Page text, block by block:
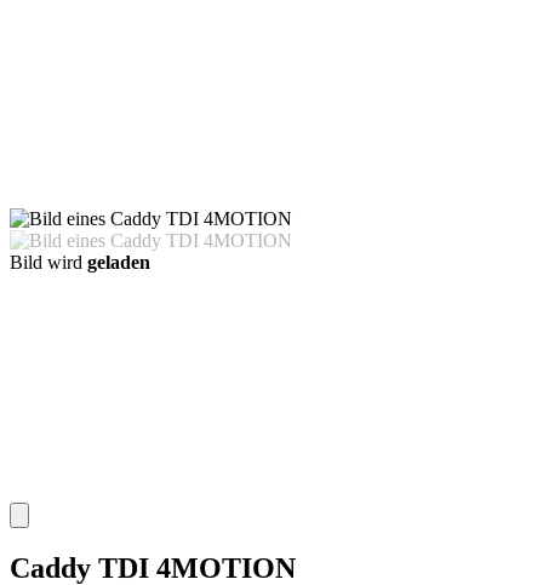
Bild wird geladen
Caddy TDI 4MOTION